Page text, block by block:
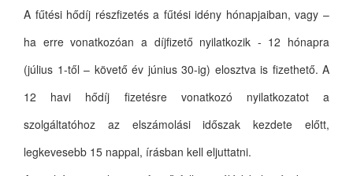
A fűtési hődíj részfizetés a fűtési idény hónapjaiban, vagy –
ha erre vonatkozóan a díjfizető nyilatkozik - 12 hónapra
(július 1-től – követő év június 30-ig) elosztva is fizethető. A
12 havi hődíj fizetésre vonatkozó nyilatkozatot a
szolgáltatóhoz az elszámolási időszak kezdete előtt,
legkevesebb 15 nappal, írásban kell eljuttatni.